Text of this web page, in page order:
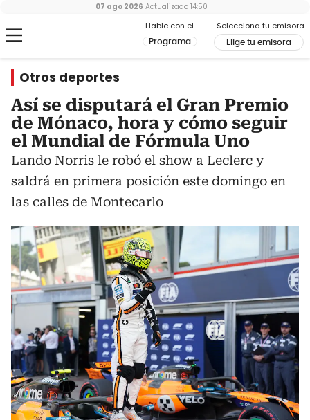
Hable con el
Programa
Selecciona tu emisora
Elige tu emisora
07 ago 2026 Actualizado 14:50
Otros deportes
Así se disputará el Gran Premio
de Mónaco, hora y cómo seguir
el Mundial de Fórmula Uno
Lando Norris le robó el show a Leclerc y
saldrá en primera posición este domingo en
las calles de Montecarlo